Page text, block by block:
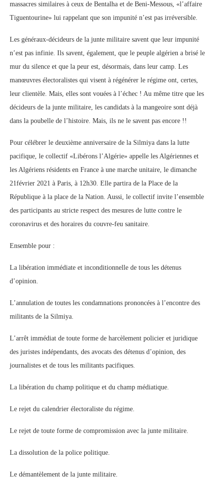
massacres similaires à ceux de Bentalha et de Beni-Messous, «l’affaire
Tiguentourine» lui rappelant que son impunité n’est pas irréversible.
Les généraux-décideurs de la junte militaire savent que leur impunité
n’est pas infinie. Ils savent, également, que le peuple algérien a brisé le
mur du silence et que la peur est, désormais, dans leur camp. Les
manœuvres électoralistes qui visent à régénérer le régime ont, certes,
leur clientèle. Mais, elles sont vouées à l’échec ! Au même titre que les
décideurs de la junte militaire, les candidats à la mangeoire sont déjà
dans la poubelle de l’histoire. Mais, ils ne le savent pas encore !!
Pour célébrer le deuxième anniversaire de la Silmiya dans la lutte
pacifique, le collectif «Libérons l’Algérie» appelle les Algériennes et
les Algériens résidents en France à une marche unitaire, le dimanche
21février 2021 à Paris, à 12h30. Elle partira de la Place de la
République à la place de la Nation. Aussi, le collectif invite l’ensemble
des participants au stricte respect des mesures de lutte contre le
coronavirus et des horaires du couvre-feu sanitaire.
Ensemble pour :
La libération immédiate et inconditionnelle de tous les détenus
d’opinion.
L’annulation de toutes les condamnations prononcées à l’encontre des
militants de la Silmiya.
L’arrêt immédiat de toute forme de harcèlement policier et juridique
des juristes indépendants, des avocats des détenus d’opinion, des
journalistes et de tous les militants pacifiques.
La libération du champ politique et du champ médiatique.
Le rejet du calendrier électoraliste du régime.
Le rejet de toute forme de compromission avec la junte militaire.
La dissolution de la police politique.
Le démantèlement de la junte militaire.